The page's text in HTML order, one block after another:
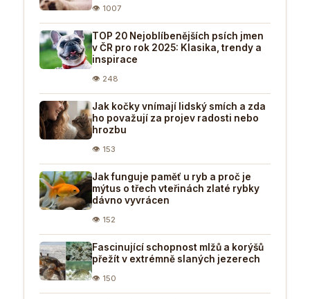
👁 1007
TOP 20 Nejoblíbenějších psích jmen
v ČR pro rok 2025: Klasika, trendy a
inspirace
👁 248
Jak kočky vnímají lidský smích a zda
ho považují za projev radosti nebo
hrozbu
👁 153
Jak funguje paměť u ryb a proč je
mýtus o třech vteřinách zlaté rybky
dávno vyvrácen
👁 152
Fascinující schopnost mlžů a korýšů
přežít v extrémně slaných jezerech
👁 150